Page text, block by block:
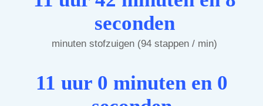
seconden
minuten stofzuigen (94 stappen / min)
11 uur 0 minuten en 0